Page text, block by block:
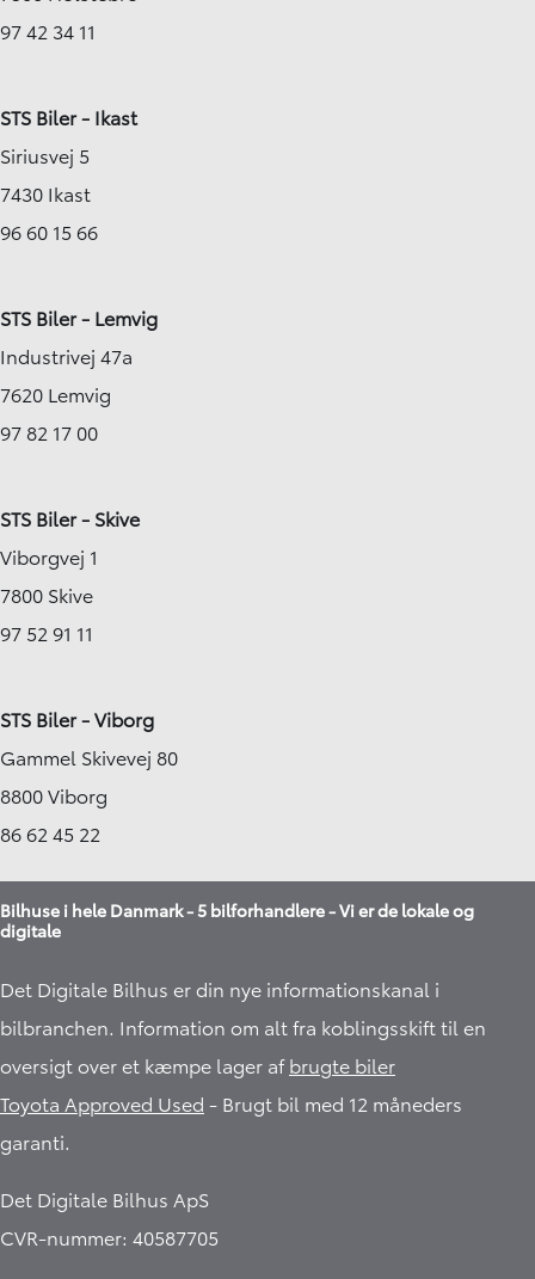
97 42 34 11
STS Biler - Ikast
Siriusvej 5
7430 Ikast
96 60 15 66
STS Biler - Lemvig
Industrivej 47a
7620 Lemvig
97 82 17 00
STS Biler - Skive
Viborgvej 1
7800 Skive
97 52 91 11
STS Biler - Viborg
Gammel Skivevej 80
8800 Viborg
86 62 45 22
Bilhuse i hele Danmark - 5 bilforhandlere - Vi er de lokale og
digitale
Det Digitale Bilhus er din nye informationskanal i
bilbranchen. Information om alt fra koblingsskift til en
oversigt over et kæmpe lager afbrugte biler
Toyota Approved Used - Brugt bil med 12 måneders
garanti.​
Det Digitale Bilhus ApS
CVR-nummer: 40587705